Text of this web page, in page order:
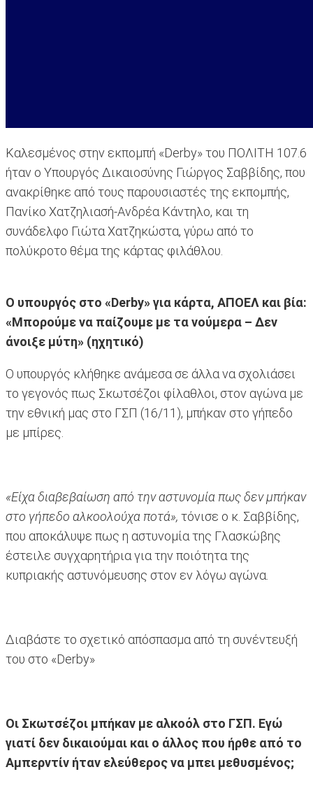
Καλεσμένος στην εκπομπή «Derby» του ΠΟΛΙΤΗ 107.6
ήταν ο Υπουργός Δικαιοσύνης Γιώργος Σαββίδης, που
ανακρίθηκε από τους παρουσιαστές της εκπομπής,
Πανίκο Χατζηλιασή-Ανδρέα Κάντηλο, και τη
συνάδελφο Γιώτα Χατζηκώστα, γύρω από το
πολύκροτο θέμα της κάρτας φιλάθλου.
Ο υπουργός στο «Derby» για κάρτα, ΑΠΟΕΛ και βία:
«Μπορούμε να παίζουμε με τα νούμερα – Δεν
άνοιξε μύτη» (ηχητικό)
Ο υπουργός κλήθηκε ανάμεσα σε άλλα να σχολιάσει
το γεγονός πως Σκωτσέζοι φίλαθλοι, στον αγώνα με
την εθνική μας στο ΓΣΠ (16/11), μπήκαν στο γήπεδο
με μπίρες.
«Είχα διαβεβαίωση από την αστυνομία πως δεν μπήκαν
στο γήπεδο αλκοολούχα ποτά», τόνισε ο κ. Σαββίδης,
που αποκάλυψε πως η αστυνομία της Γλασκώβης
έστειλε συγχαρητήρια για την ποιότητα της
κυπριακής αστυνόμευσης στον εν λόγω αγώνα.
Διαβάστε το σχετικό απόσπασμα από τη συνέντευξή
του στο «Derby»
Οι Σκωτσέζοι μπήκαν με αλκοόλ στο ΓΣΠ. Εγώ
γιατί δεν δικαιούμαι και ο άλλος που ήρθε από το
Αμπερντίν ήταν ελεύθερος να μπει μεθυσμένος;